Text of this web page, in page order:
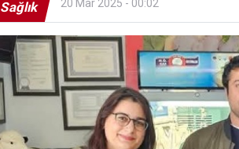
Sağlık 20 Mar 2025 - 00:02